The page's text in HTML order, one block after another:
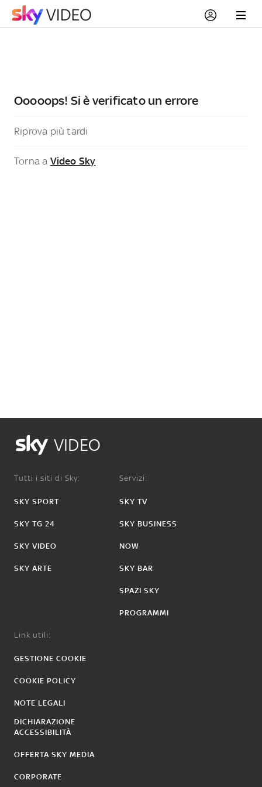
Ooooops! Si è verificato un errore
Riprova più tardi
Torna a Video Sky
VIDEO
Tutti i siti di Sky:
SKY SPORT
SKY TG 24
SKY VIDEO
SKY ARTE
Servizi:
SKY TV
SKY BUSINESS
NOW
SKY BAR
SPAZI SKY
PROGRAMMI
Link utili:
GESTIONE COOKIE
COOKIE POLICY
NOTE LEGALI
DICHIARAZIONE
ACCESSIBILITÀ
OFFERTA SKY MEDIA
CORPORATE